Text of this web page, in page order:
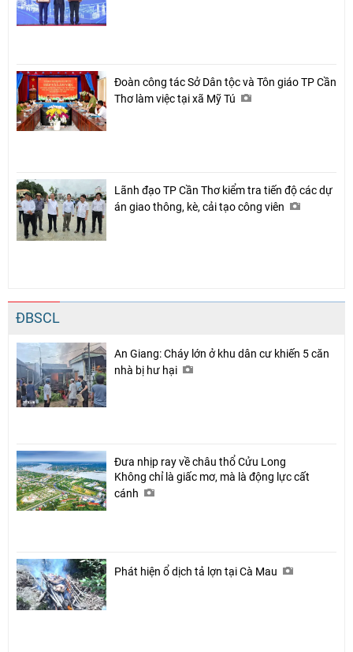
Đoàn công tác Sở Dân tộc và Tôn giáo TP Cần
Thơ làm việc tại xã Mỹ Tú
Lãnh đạo TP Cần Thơ kiểm tra tiến độ các dự
án giao thông, kè, cải tạo công viên
ĐBSCL
An Giang: Cháy lớn ở khu dân cư khiến 5 căn
nhà bị hư hại
Đưa nhịp ray về châu thổ Cửu Long
Không chỉ là giấc mơ, mà là động lực cất
cánh
Phát hiện ổ dịch tả lợn tại Cà Mau